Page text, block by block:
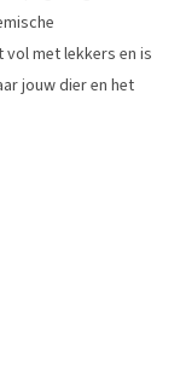
vol met lekkers en is
jouw dier en het